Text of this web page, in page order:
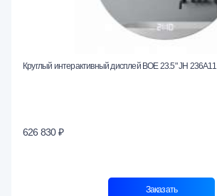
Круглый интерактивный дисплей BOE 23.5" JH 236A11
626 830 ₽
Заказать